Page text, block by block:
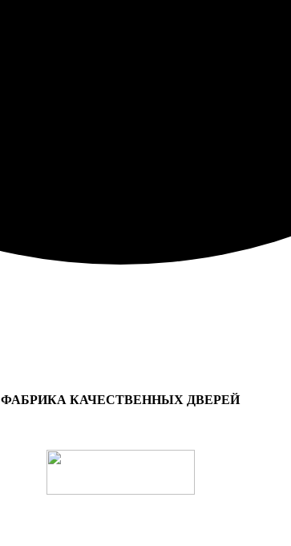
ФАБРИКА КАЧЕСТВЕННЫХ ДВЕРЕЙ